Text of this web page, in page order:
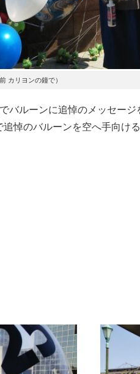
カリヨンの鐘で）
ルーンに追悼のメッセー
悼のバルーンを空へ手向ける